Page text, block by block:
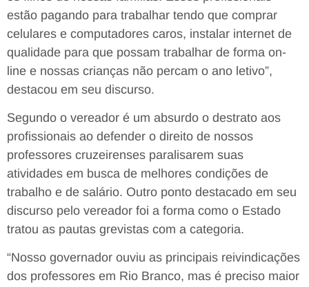
estão pagando para trabalhar tendo que comprar
celulares e computadores caros, instalar internet de
qualidade para que possam trabalhar de forma on-
line e nossas crianças não percam o ano letivo”,
destacou em seu discurso.
Segundo o vereador é um absurdo o destrato aos
profissionais ao defender o direito de nossos
professores cruzeirenses paralisarem suas
atividades em busca de melhores condições de
trabalho e de salário. Outro ponto destacado em seu
discurso pelo vereador foi a forma como o Estado
tratou as pautas grevistas com a categoria.
“Nosso governador ouviu as principais reivindicações
dos professores em Rio Branco, mas é preciso maior